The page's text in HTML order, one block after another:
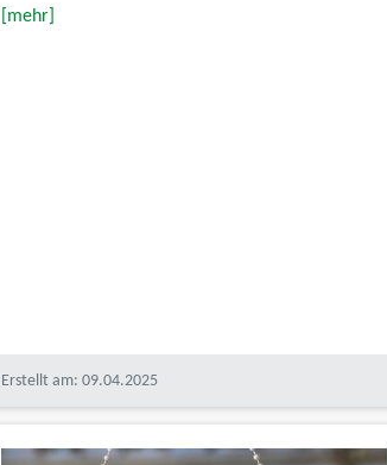
[mehr]
Erstellt am: 09.04.2025